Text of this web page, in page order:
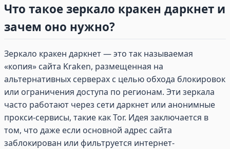
Что такое зеркало кракен даркнет и
зачем оно нужно?
Зеркало кракен даркнет — это так называемая
«копия» сайта Kraken, размещенная на
альтернативных серверах с целью обхода блокировок
или ограничения доступа по регионам. Эти зеркала
часто работают через сети даркнет или анонимные
прокси-сервисы, такие как Tor. Идея заключается в
том, что даже если основной адрес сайта
заблокирован или фильтруется интернет-